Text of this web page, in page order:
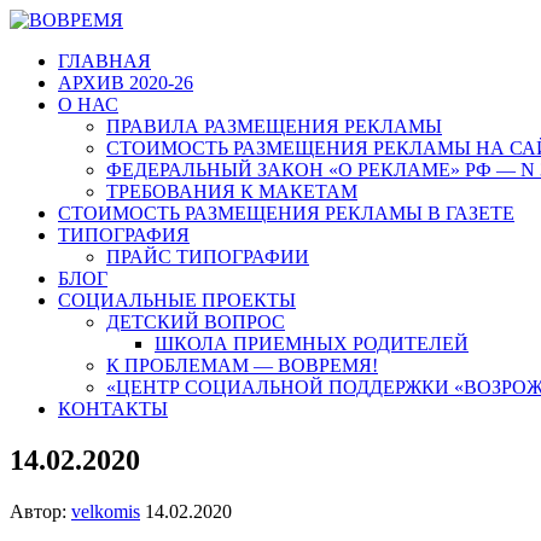
ГЛАВНАЯ
АРХИВ 2020-26
О НАС
ПРАВИЛА РАЗМЕЩЕНИЯ РЕКЛАМЫ
СТОИМОСТЬ РАЗМЕЩЕНИЯ РЕКЛАМЫ НА
ФЕДЕРАЛЬНЫЙ ЗАКОН «О РЕКЛАМЕ» РФ — N
ТРЕБОВАНИЯ К МАКЕТАМ
СТОИМОСТЬ РАЗМЕЩЕНИЯ РЕКЛАМЫ В ГАЗЕТЕ
ТИПОГРАФИЯ
ПРАЙС ТИПОГРАФИИ
БЛОГ
СОЦИАЛЬНЫЕ ПРОЕКТЫ
ДЕТСКИЙ ВОПРОС
ШКОЛА ПРИЕМНЫХ РОДИТЕЛЕЙ
К ПРОБЛЕМАМ — ВОВРЕМЯ!
«ЦЕНТР СОЦИАЛЬНОЙ ПОДДЕРЖКИ
КОНТАКТЫ
14.02.2020
Автор: velkomis 14.02.2020